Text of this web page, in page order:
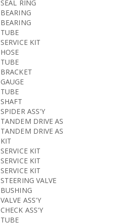
SEAL RING
BEARING
BEARING
TUBE
SERVICE KIT
HOSE
TUBE
BRACKET
GAUGE
TUBE
SHAFT
SPIDER ASS'Y
TANDEM DRIVE AS
TANDEM DRIVE AS
KIT
SERVICE KIT
SERVICE KIT
SERVICE KIT
STEERING VALVE
BUSHING
VALVE ASS'Y
CHECK ASS'Y
TUBE